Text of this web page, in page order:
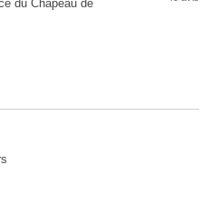
du Chapeau de